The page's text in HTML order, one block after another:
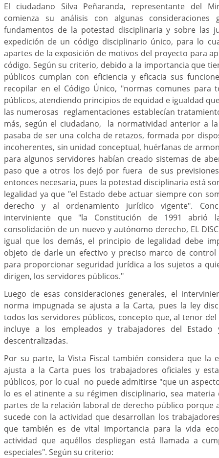
El ciudadano Silva Peñaranda, representante del
comienza su análisis con algunas consideraciones
fundamentos de la potestad disciplinaria y sobre las
expedición de un código disciplinario único, para lo
apartes de la exposición de motivos del proyecto para
código. Según su criterio, debido a la importancia que
públicos cumplan con eficiencia y eficacia sus
recopilar en el Código Único, "normas comunes para
públicos, atendiendo principios de equidad e igualdad
las numerosas reglamentaciones establecían
más, según el ciudadano, la normatividad anterior a
pasaba de ser una colcha de retazos, formada por
incoherentes, sin unidad conceptual, huérfanas de
para algunos servidores habían creado sistemas de
paso que a otros los dejó por fuera de sus
entonces necesaria, pues la potestad disciplinaria está
legalidad ya que "el Estado debe actuar siempre con
derecho y al ordenamiento jurídico vigente".
interviniente que "la Constitución de 1991 abrió
consolidación de un nuevo y autónomo derecho, EL
igual que los demás, el principio de legalidad debe
objeto de darle un efectivo y preciso marco de
para proporcionar seguridad jurídica a los sujetos a
dirigen, los servidores públicos."
Luego de esas consideraciones generales, el
norma impugnada se ajusta a la Carta, pues la ley
todos los servidores públicos, concepto que, al tenor
incluye a los empleados y trabajadores del
descentralizadas.
Por su parte, la Vista Fiscal también considera que la
ajusta a la Carta pues los trabajadores oficiales y
públicos, por lo cual no puede admitirse "que un
lo es el atinente a su régimen disciplinario, sea
partes de la relación laboral de derecho público porque
sucede con la actividad que desarrollan los
que también es de vital importancia para la vida
actividad que aquéllos despliegan está llamada a
especiales". Según su criterio: